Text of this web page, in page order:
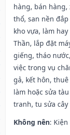
hàng, bán
thổ, san nền
kho vựa, làm
Thần, lắp đặt
giếng, tháo
việc trong vụ
gả, kết hôn,
làm hoặc sửa
tranh, tu sửa cây
Không nên: